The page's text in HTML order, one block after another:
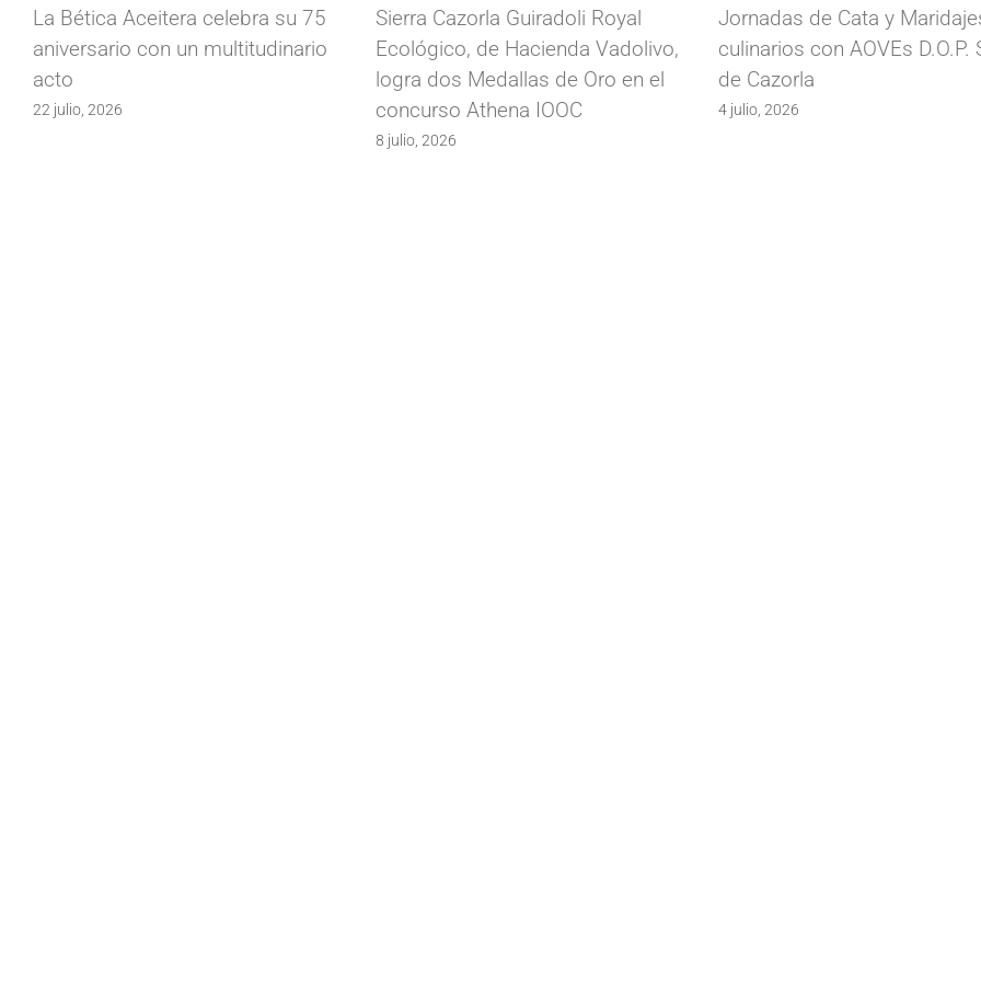
Sierra Cazorla Guiradoli Royal
Ecológico, de Hacienda Vadolivo,
logra dos Medallas de Oro en el
concurso Athena IOOC
Jornadas de Cata y Maridajes
culinarios con AOVEs D.O.P. Sierra
de Cazorla
4 julio, 2026
XVII Jornadas Técnicas y
Asamblea General de Origen
España
5 junio, 2026